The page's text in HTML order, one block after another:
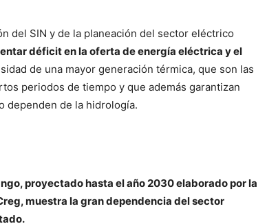
del SIN y de la planeación del sector eléctrico
déficit en la oferta de energía eléctrica y el
de una mayor generación térmica, que son las
periodos de tiempo y que además garantizan
dependen de la hidrología.
proyectado hasta el año 2030 elaborado por la
muestra la gran dependencia del sector